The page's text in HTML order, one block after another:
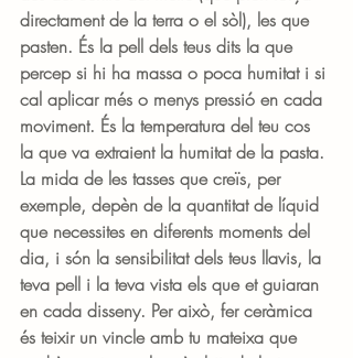
directament de la terra o el sòl), les que
pasten. És la pell dels teus dits la que
percep si hi ha massa o poca humitat i si
cal aplicar més o menys pressió en cada
moviment. És la temperatura del teu cos
la que va extraient la humitat de la pasta.
La mida de les tasses que creïs, per
exemple, depèn de la quantitat de líquid
que necessites en diferents moments del
dia, i són la sensibilitat dels teus llavis, la
teva pell i la teva vista els que et guiaran
en cada disseny. Per això, fer ceràmica
és teixir un vincle amb tu mateixa que